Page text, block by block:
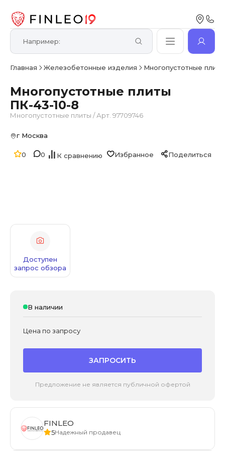
Главная Железобетонные изделия Многопустотные плиты
Многопустотные плиты
ПК-43-10-8
Многопустотные плиты /Арт. 97709746
0 0 К сравнению Избранное Поделиться
г Москва
Доступен
запрос обзора
В наличии
Цена по запросу
ЗАПРОСИТЬ
Предложение не является публичной офертой
FINLEO
5Надежный продавец